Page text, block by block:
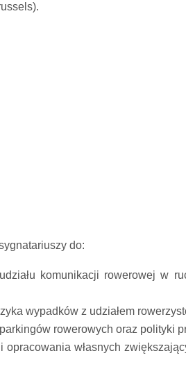
do:
komunikacji rowerowej w
wypadków z udziałem
rowerowych oraz polityki
opracowania własnych